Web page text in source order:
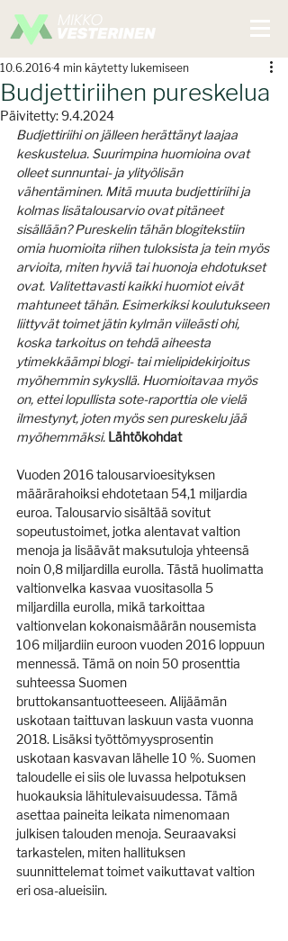
Budjettiriihen pureskelua
10.6.20164 min käytetty lukemiseen
Päivitetty:9.4.2024
Budjettiriihi on jälleen herättänyt laajaa
keskustelua. Suurimpina huomioina ovat
olleet sunnuntai- ja ylityölisän
vähentäminen. Mitä muuta budjettiriihi ja
kolmas lisätalousarvio ovat pitäneet
sisällään? Pureskelin tähän blogitekstiin
omia huomioita riihen tuloksista ja tein myös
arvioita, miten hyviä tai huonoja ehdotukset
ovat. Valitettavasti kaikki huomiot eivät
mahtuneet tähän. Esimerkiksi koulutukseen
liittyvät toimet jätin kylmän viileästi ohi,
koska tarkoitus on tehdä aiheesta
ytimekkäämpi blogi- tai mielipidekirjoitus
myöhemmin sykysllä. Huomioitavaa myös
on, ettei lopullista sote-raporttia ole vielä
ilmestynyt, joten myös sen pureskelu jää
myöhemmäksi. Lähtökohdat
Vuoden 2016 talousarvioesityksen
määrärahoiksi ehdotetaan 54,1 miljardia
euroa. Talousarvio sisältää sovitut
sopeutustoimet, jotka alentavat valtion
menoja ja lisäävät maksutuloja yhteensä
noin 0,8 miljardilla eurolla. Tästä huolimatta
valtionvelka kasvaa vuositasolla 5
miljardilla eurolla, mikä tarkoittaa
valtionvelan kokonaismäärän nousemista
106 miljardiin euroon vuoden 2016 loppuun
mennessä. Tämä on noin 50 prosenttia
suhteessa Suomen
bruttokansantuotteeseen. Alijäämän
uskotaan taittuvan laskuun vasta vuonna
2018. Lisäksi työttömyysprosentin
uskotaan kasvavan lähelle 10 %. Suomen
taloudelle ei siis ole luvassa helpotuksen
huokauksia lähitulevaisuudessa. Tämä
asettaa paineita leikata nimenomaan
julkisen talouden menoja. Seuraavaksi
tarkastelen, miten hallituksen
suunnittelemat toimet vaikuttavat valtion
eri osa-alueisiin.